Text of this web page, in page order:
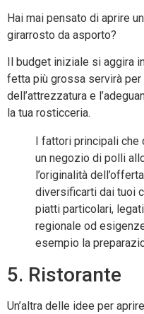
Hai mai pensato di aprire un
girarrosto da asporto?
Il budget iniziale si aggira
fetta più grossa servirà per
dell’attrezzatura e
la tua rosticceria.
I fattori principali
un negozio di polli
l’originalità
diversificarti dai tuoi
piatti particolari,
regionale od
esempio la
5. Ristorante
Un’altra delle idee per